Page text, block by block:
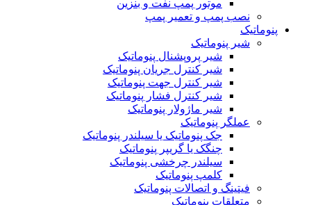
موتور پمپ نفت و بنزین
نصب پمپ و تعمیر پمپ
پنوماتیک
شیر پنوماتیک
شیر پروپشنال پنوماتیک
شیر کنترل جریان پنوماتیک
شیر کنترل جهت پنوماتیک
شیر کنترل فشار پنوماتیک
شیر ماژولار پنوماتیک
عملگر پنوماتیک
جک پنوماتیک یا سیلندر پنوماتیک
چنگک یا گریپر پنوماتیک
سیلندر چرخشی پنوماتیک
کلمپ پنوماتیک
فیتینگ و اتصالات پنوماتیک
متعلقات پنوماتیک